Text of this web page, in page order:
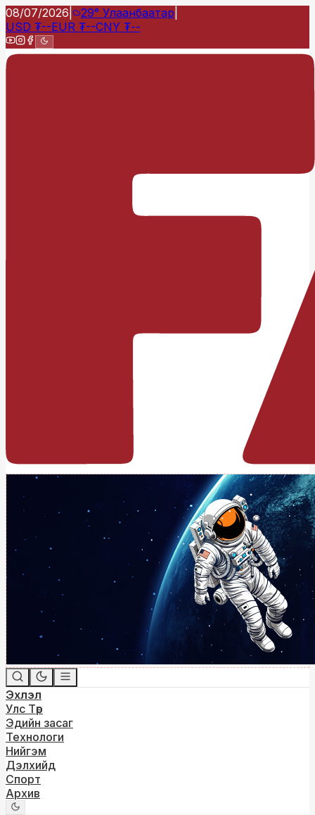
08/07/2026 29° Улаанбаатар
USD ₮--EUR ₮--CNY ₮--
Эхлэл
Улс Төр
Эдийн засаг
Технологи
Нийгэм
Дэлхийд
Спорт
Архив